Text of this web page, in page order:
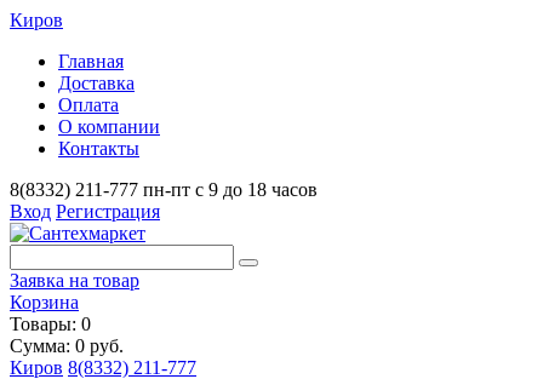
Киров
Главная
Доставка
Оплата
О компании
Контакты
8(8332) 211-777 пн-пт с 9 до 18 часов
Вход Регистрация
Заявка на товар
Корзина
Товары: 0
Сумма: 0 руб.
Киров 8(8332) 211-777